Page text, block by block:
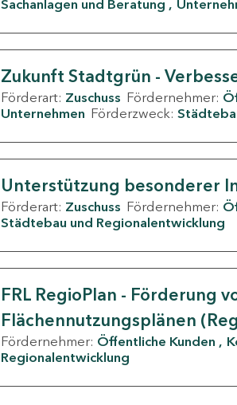
Sachanlagen und Beratung
Zukunft Stadtgrün -
Förderart: Zuschuss Fördernehmer:
Unternehmen Förderzweck:
Unterstützung besonderer
Förderart: Zuschuss Fördernehmer:
Städtebau und Regionalentwicklung
FRL RegioPlan - Förderung
Flächennutzungsplänen
Fördernehmer: Öffentliche Kunden
Regionalentwicklung